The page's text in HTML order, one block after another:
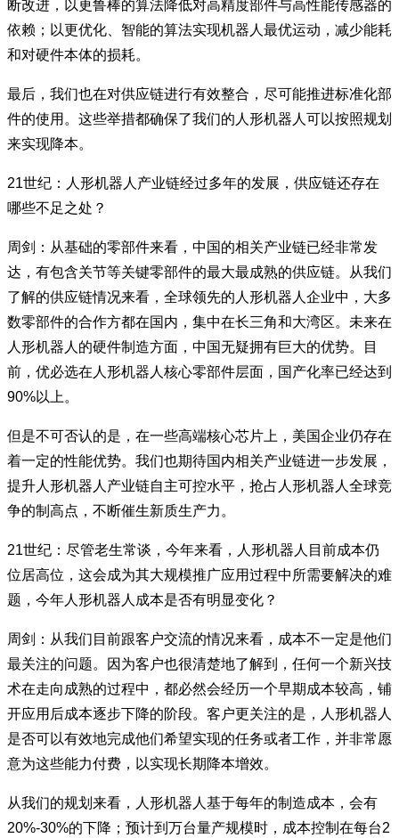
断改进，以更鲁棒的算法降低对高精度部件与高性能传感器的
依赖；以更优化、智能的算法实现机器人最优运动，减少能耗
和对硬件本体的损耗。
最后，我们也在对供应链进行有效整合，尽可能推进标准化部
件的使用。这些举措都确保了我们的人形机器人可以按照规划
来实现降本。
21世纪：人形机器人产业链经过多年的发展，供应链还存在
哪些不足之处？
周剑：从基础的零部件来看，中国的相关产业链已经非常发
达，有包含关节等关键零部件的最大最成熟的供应链。从我们
了解的供应链情况来看，全球领先的人形机器人企业中，大多
数零部件的合作方都在国内，集中在长三角和大湾区。未来在
人形机器人的硬件制造方面，中国无疑拥有巨大的优势。目
前，优必选在人形机器人核心零部件层面，国产化率已经达到
90%以上。
但是不可否认的是，在一些高端核心芯片上，美国企业仍存在
着一定的性能优势。我们也期待国内相关产业链进一步发展，
提升人形机器人产业链自主可控水平，抢占人形机器人全球竞
争的制高点，不断催生新质生产力。
21世纪：尽管老生常谈，今年来看，人形机器人目前成本仍
位居高位，这会成为其大规模推广应用过程中所需要解决的难
题，今年人形机器人成本是否有明显变化？
周剑：从我们目前跟客户交流的情况来看，成本不一定是他们
最关注的问题。因为客户也很清楚地了解到，任何一个新兴技
术在走向成熟的过程中，都必然会经历一个早期成本较高，铺
开应用后成本逐步下降的阶段。客户更关注的是，人形机器人
是否可以有效地完成他们希望实现的任务或者工作，并非常愿
意为这些能力付费，以实现长期降本增效。
从我们的规划来看，人形机器人基于每年的制造成本，会有
20%-30%的下降；预计到万台量产规模时，成本控制在每台2